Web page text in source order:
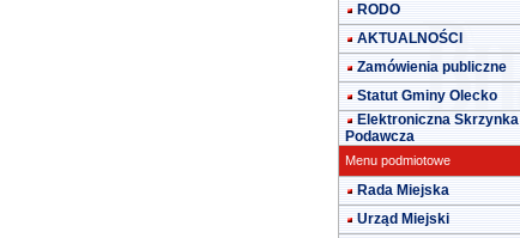
RODO
AKTUALNOŚCI
Zamówienia publiczne
Statut Gminy Olecko
Elektroniczna Skrzynka
Podawcza
Menu podmiotowe
Rada Miejska
Urząd Miejski